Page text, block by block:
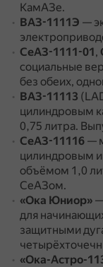
КамАЗе.
ВАЗ-1111Э —
СеАЗ-1111-01,
социальные
без обеих,
ВАЗ-11113
цилиндровым
0,75 литра.
СеАЗ-11116 —
цилиндровым
объёмом 1,0
СеАЗом.
«Ока Юниор»
для
защитными
«Ока-Астро-